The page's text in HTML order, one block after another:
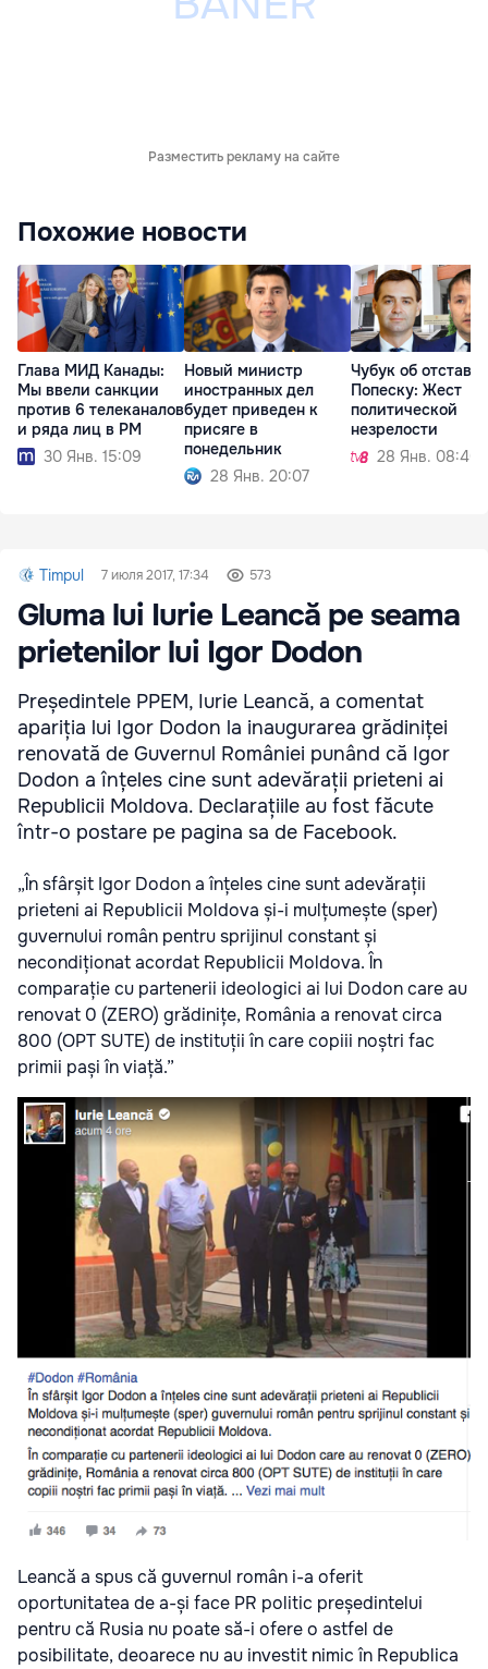
Разместить рекламу на сайте
Похожие новости
Глава МИД Канады:
Мы ввели санкции
против 6 телеканалов
и ряда лиц в РМ
30 Янв. 15:09
Новый министр
иностранных дел
будет приведен к
присяге в
понедельник
28 Янв. 20:07
Чубук об отставке
Попеску: Жест
политической
незрелости
28 Янв. 08:40
Timpul 7 июля 2017, 17:34 573
Gluma lui Iurie Leancă pe seama
prietenilor lui Igor Dodon
Președintele PPEM, Iurie Leancă, a comentat
apariția lui Igor Dodon la inaugurarea grădiniței
renovată de Guvernul României punând că Igor
Dodon a înțeles cine sunt adevărații prieteni ai
Republicii Moldova. Declarațiile au fost făcute
într-o postare pe pagina sa de Facebook.
„În sfârșit Igor Dodon a înțeles cine sunt adevărații
prieteni ai Republicii Moldova și-i mulțumește (sper)
guvernului român pentru sprijinul constant și
necondiționat acordat Republicii Moldova. În
comparație cu partenerii ideologici ai lui Dodon care au
renovat 0 (ZERO) grădinițe, România a renovat circa
800 (OPT SUTE) de instituții în care copiii noștri fac
primii pași în viață.”
Leancă a spus că guvernul român i-a oferit
oportunitatea de a-și face PR politic președintelui
pentru că Rusia nu poate să-i ofere o astfel de
posibilitate, deoarece nu au investit nimic în Republica